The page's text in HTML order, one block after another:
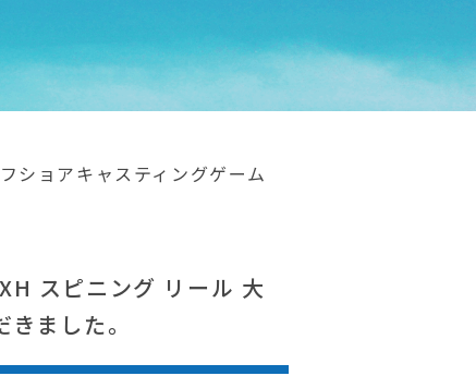
ショアキャスティングゲーム
スピニング リール 大
ました。